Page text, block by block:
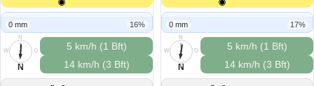
0 mm 16%
N
O
S
W
N
5 km/h (1 Bft)
14 km/h (3 Bft)
0 mm 17%
N
O
S
W
N
5 km/h (1 Bft)
14 km/h (3 Bft)